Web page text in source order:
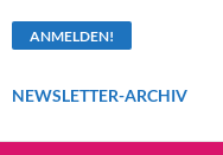
NEWSLETTER-ARCHIV